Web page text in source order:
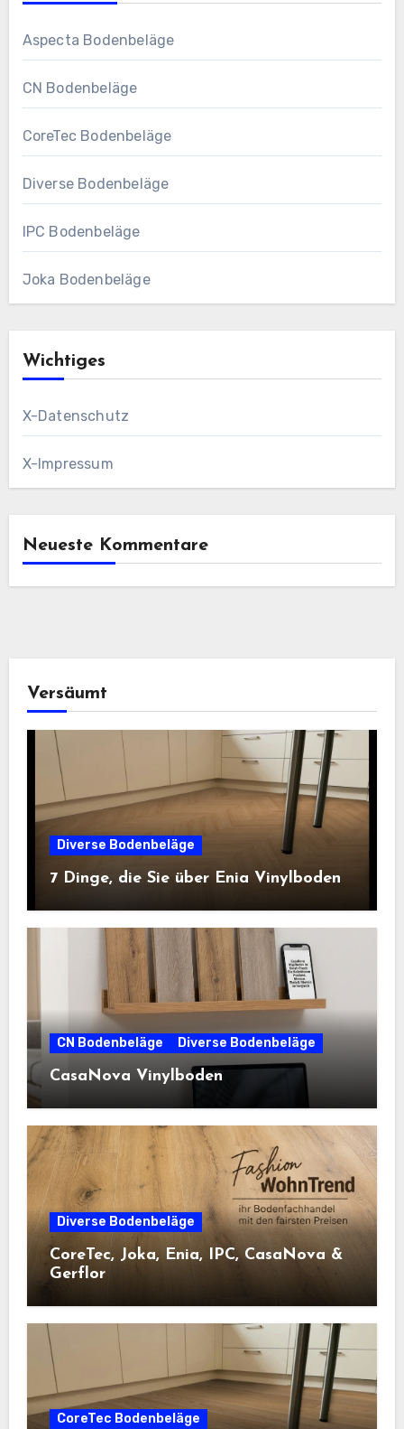
Aspecta Bodenbeläge
CN Bodenbeläge
CoreTec Bodenbeläge
Diverse Bodenbeläge
IPC Bodenbeläge
Joka Bodenbeläge
Wichtiges
X-Datenschutz
X-Impressum
Neueste Kommentare
Versäumt
Diverse Bodenbeläge
7 Dinge, die Sie über Enia Vinylboden
CN Bodenbeläge Diverse Bodenbeläge
CasaNova Vinylboden
Diverse Bodenbeläge
CoreTec, Joka, Enia, IPC, CasaNova &
Gerflor
CoreTec Bodenbeläge